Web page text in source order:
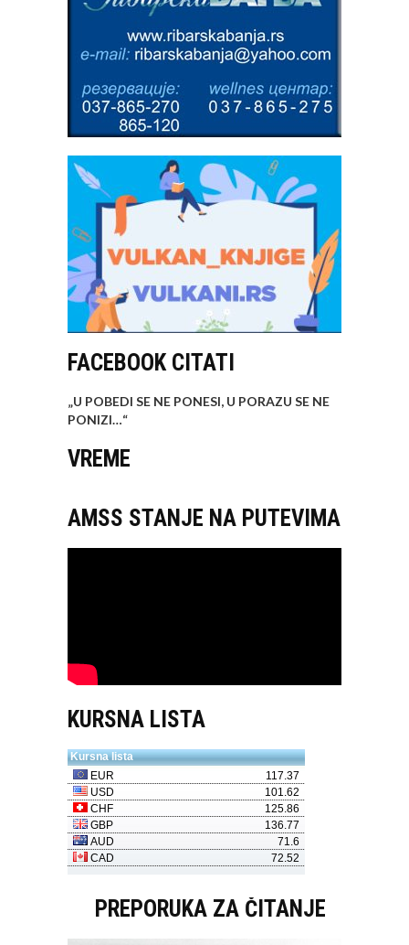
FACEBOOK CITATI
„U POBEDI SE NE PONESI, U PORAZU SE NE
PONIZI…“
VREME
AMSS STANJE NA PUTEVIMA
KURSNA LISTA
PREPORUKA ZA ČITANJE